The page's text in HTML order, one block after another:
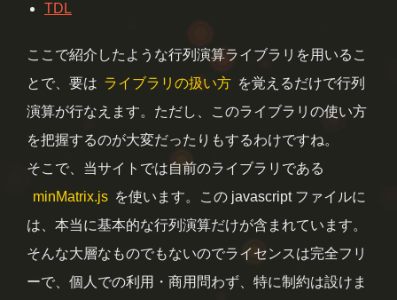
TDL
ここで紹介したような行列演算ライブラリを用いるこ
とで、要は ライブラリの扱い方 を覚えるだけで行列
演算が行なえます。ただし、このライブラリの使い方
を把握するのが大変だったりもするわけですね。
そこで、当サイトでは自前のライブラリである
minMatrix.js を使います。この javascript ファイルに
は、本当に基本的な行列演算だけが含まれています。
そんな大層なものでもないのでライセンスは完全フリ
ーで、個人での利用・商用問わず、特に制約は設けま